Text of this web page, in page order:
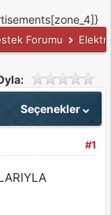
Forumu
Seçenekler
#1